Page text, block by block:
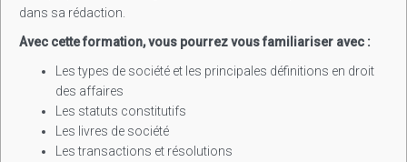
dans sa rédaction.
Avec cette formation, vous pourrez vous familiariser avec :
Les types de société et les principales définitions en droit
des affaires
Les statuts constitutifs
Les livres de société
Les transactions et résolutions